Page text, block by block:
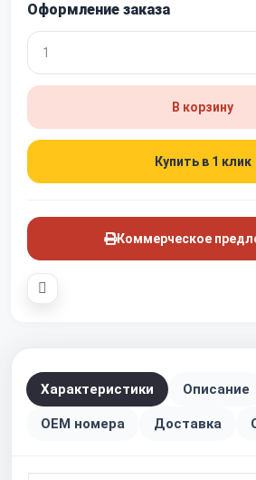
Оформление заказа
В корзину
Купить в 1 клик
Коммерческое
Характеристики Описание
OEM номера Доставка